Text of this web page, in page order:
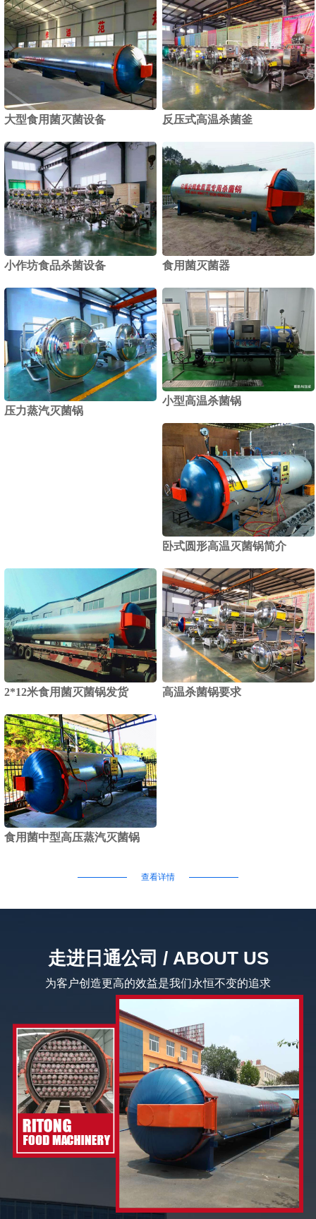
1 2
大型食用菌灭菌设备 反压式高温杀菌釜
小作坊食品杀菌设备 食用菌灭菌器
压力蒸汽灭菌锅
小型高温杀菌锅
卧式圆形高温灭菌锅简介
2*12米食用菌灭菌锅发货 高温杀菌锅要求
食用菌中型高压蒸汽灭菌锅
查看详情
走进日通公司 / ABOUT US
为客户创造更高的效益是我们永恒不变的追求